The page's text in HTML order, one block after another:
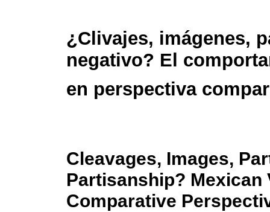
¿Clivajes, imágenes,
negativo? El
en perspectiva
Cleavages, Images,
Partisanship? Mexican
Comparative